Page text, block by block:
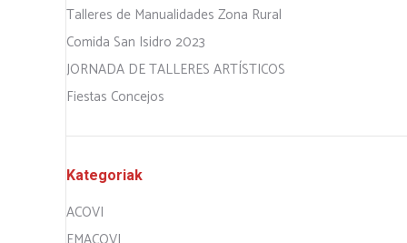
Talleres de Manualidades Zona Rural
Comida San Isidro 2023
JORNADA DE TALLERES ARTÍSTICOS
Fiestas Concejos
Kategoriak
ACOVI